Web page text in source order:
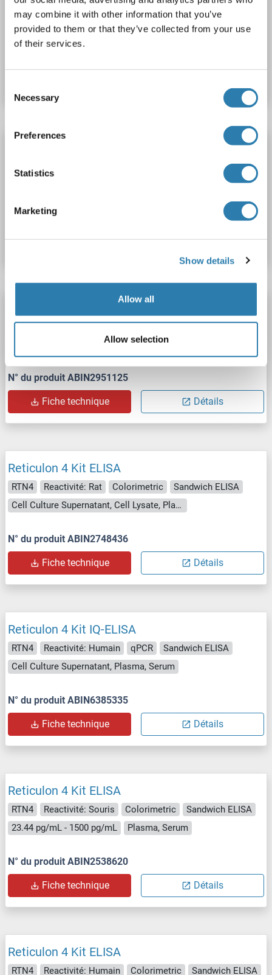
may combine it with other information that you’ve
provided to them or that they’ve collected from your use
of their services.
Selection
Necessary
Preferences
Statistics
Marketing
Show details
Allow all
Allow selection
ELISA
Sandwich ELISA
Cell Lysate, Tissue Homogenate
N° du produit ABIN2951124
Fiche technique Détails
Reticulon 4 Kit ELISA
RTN4 Reactivité: Rat Colorimetric
Sandwich ELISA
0.312 ng/mL - 20 ng/mL
Cell Lysate, Tissue Homogenate
N° du produit ABIN2951125
Fiche technique Détails
Reticulon 4 Kit ELISA
RTN4 Reactivité: Rat Colorimetric
Sandwich ELISA
Cell Culture Supernatant, Cell Lysate, Plasma, Serum, Tissue Lysate
N° du produit ABIN2748436
Fiche technique Détails
Reticulon 4 Kit IQ-ELISA
RTN4 Reactivité: Humain qPCR
Sandwich ELISA
Cell Culture Supernatant, Plasma, Serum
N° du produit ABIN6385335
Fiche technique Détails
Reticulon 4 Kit ELISA
RTN4 Reactivité: Souris Colorimetric
Sandwich ELISA
23.44 pg/mL - 1500 pg/mL
Plasma, Serum
N° du produit ABIN2538620
Fiche technique Détails
Reticulon 4 Kit ELISA
RTN4 Reactivité: Humain Colorimetric
Sandwich ELISA